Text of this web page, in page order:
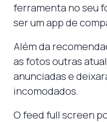
ferramenta no seu
ser um app de
Além da
as fotos outras
anunciadas e
incomodados.
O feed full screen